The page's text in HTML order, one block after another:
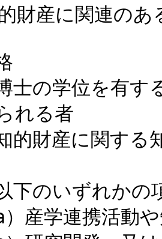
の学位を有す
れる者
財産に関する
のいずれかの
携活動や知